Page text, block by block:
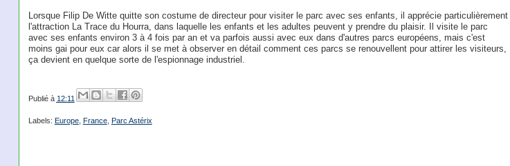
Lorsque Filip De Witte quitte son costume de directeur pour visiter le parc avec ses enfants, il apprécie particulièrement
l'attraction La Trace du Hourra, dans laquelle les enfants et les adultes peuvent y prendre du plaisir. Il visite le parc
avec ses enfants environ 3 à 4 fois par an et va parfois aussi avec eux dans d'autres parcs européens, mais c'est
moins gai pour eux car alors il se met à observer en détail comment ces parcs se renouvellent pour attirer les visiteurs,
ça devient en quelque sorte de l'espionnage industriel.
Publié à 12:11
Labels: Europe, France, Parc Astérix